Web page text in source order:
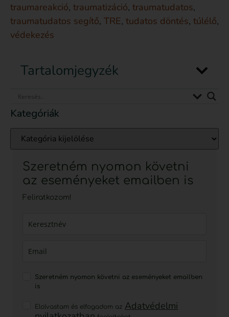
traumareakció, traumatizáció, traumatudatos,
traumatudatos segítő, TRE, tudatos döntés, túlélő,
védekezés
Tartalomjegyzék
Kategóriák
Szeretném nyomon követni
az eseményeket emailben is
Feliratkozom!
Szeretném nyomon követni az eseményeket emailben
is
Elolvastam és elfogadom az Adatvédelmi